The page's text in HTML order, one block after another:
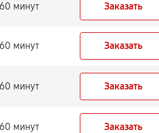
60 минут Заказать
60 минут Заказать
60 минут Заказать
60 минут Заказать